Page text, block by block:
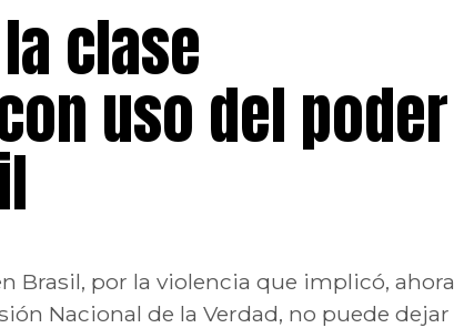
clase
uso del poder
Brasil, por la violencia que implicó, ahora
Nacional de la Verdad, no puede dejar